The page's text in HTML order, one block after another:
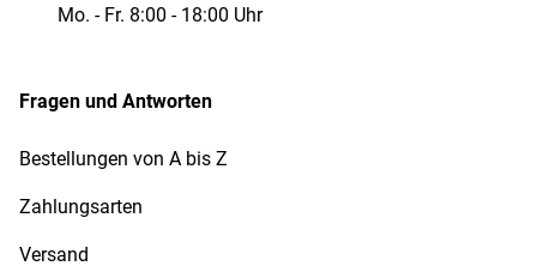
Mo. - Fr. 8:00 - 18:00 Uhr
Fragen und Antworten
Bestellungen von A bis Z
Zahlungsarten
Versand